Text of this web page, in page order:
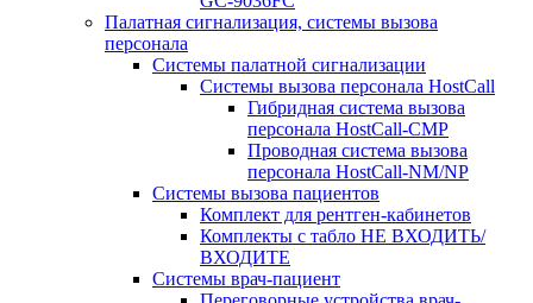
Палатная сигнализация, системы вызова
персонала
Системы палатной сигнализации
Системы вызова персонала HostCall
Гибридная система вызова
персонала HostCall-CMP
Проводная система вызова
персонала HostCall-NM/NP
Системы вызова пациентов
Комплект для рентген-кабинетов
Комплекты с табло НЕ ВХОДИТЬ/
ВХОДИТЕ
Системы врач-пациент